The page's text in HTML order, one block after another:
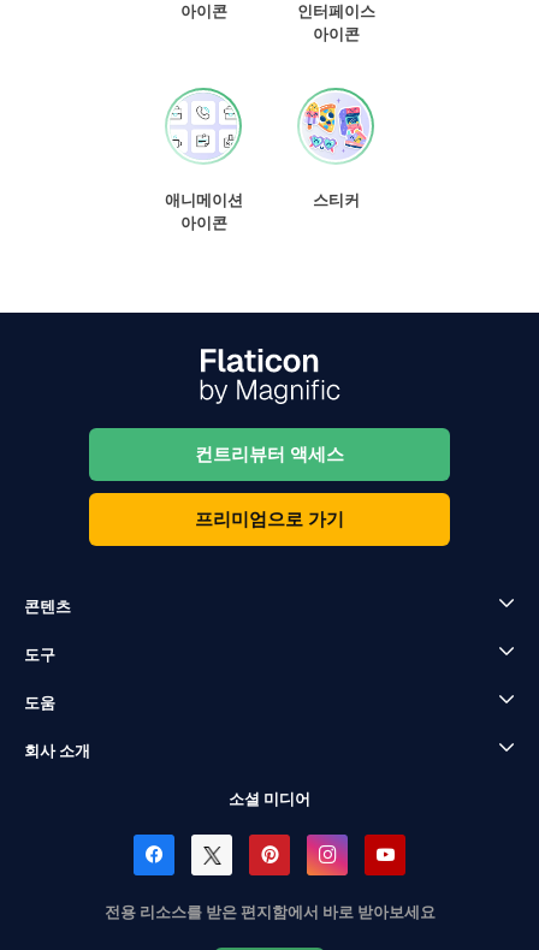
아이콘
인터페이스
아이콘
애니메이션
아이콘
스티커
컨트리뷰터 액세스
프리미엄으로 가기
콘텐츠
도구
도움
회사 소개
소셜 미디어
전용 리소스를 받은 편지함에서 바로 받아보세요